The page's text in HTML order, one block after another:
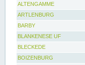
ALTENGAMME
ARTLENBURG
BARBY
BLANKENESE UF
BLECKEDE
BOIZENBURG